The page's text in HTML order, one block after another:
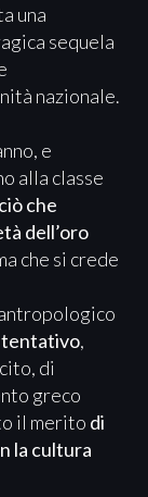
una
sequela
nazionale.
e
alla classe
che
dell’oro
che si crede
tentativo,
di
greco
il merito di
la cultura